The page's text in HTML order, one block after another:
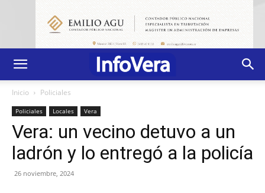
Inicio Policiales
Policiales Locales Vera
Vera: un vecino detuvo a un
ladrón y lo entregó a la policía
26 noviembre, 2024